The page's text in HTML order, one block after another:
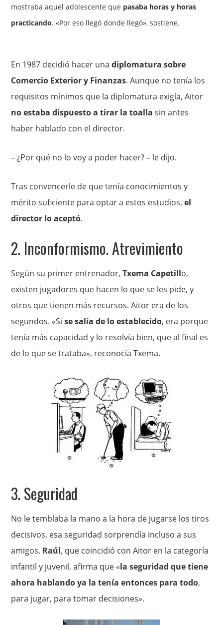
mostraba aquel adolescente que pasaba horas y horas
practicando. «Por eso llegó donde llegó», sostiene.
En 1987 decidió hacer unadiplomatura sobre
Comercio Exterior y Finanzas. Aunque no tenía los
requisitos mínimos que la diplomatura exigía, Aitor
no estaba dispuesto a tirar la toalla sin antes
haber hablado con el director.
– ¿Por qué no lo voy a poder hacer? – le dijo.
Tras convencerle de que tenía conocimientos y
mérito suficiente para optar a estos estudios, el
director lo aceptó.
2. Inconformismo. Atrevimiento
Según su primer entrenador,Txema Capetillo,
existen jugadores que hacen lo que se les pide, y
otros que tienen más recursos. Aitor era de los
segundos. «Sise salía de lo establecido, era porque
tenía más capacidad y lo resolvía bien, que al final es
de lo que se trataba», reconocía Txema.
3. Seguridad
No le temblaba la mano a la hora de jugarse los tiros
decisivos. esa seguridad sorprendía incluso a sus
amigos. Raúl, que coincidió con Aitor en la categoría
infantil y juvenil, afirma que «la seguridad que tiene
ahora hablando ya la tenía entonces para todo,
para jugar, para tomar decisiones».